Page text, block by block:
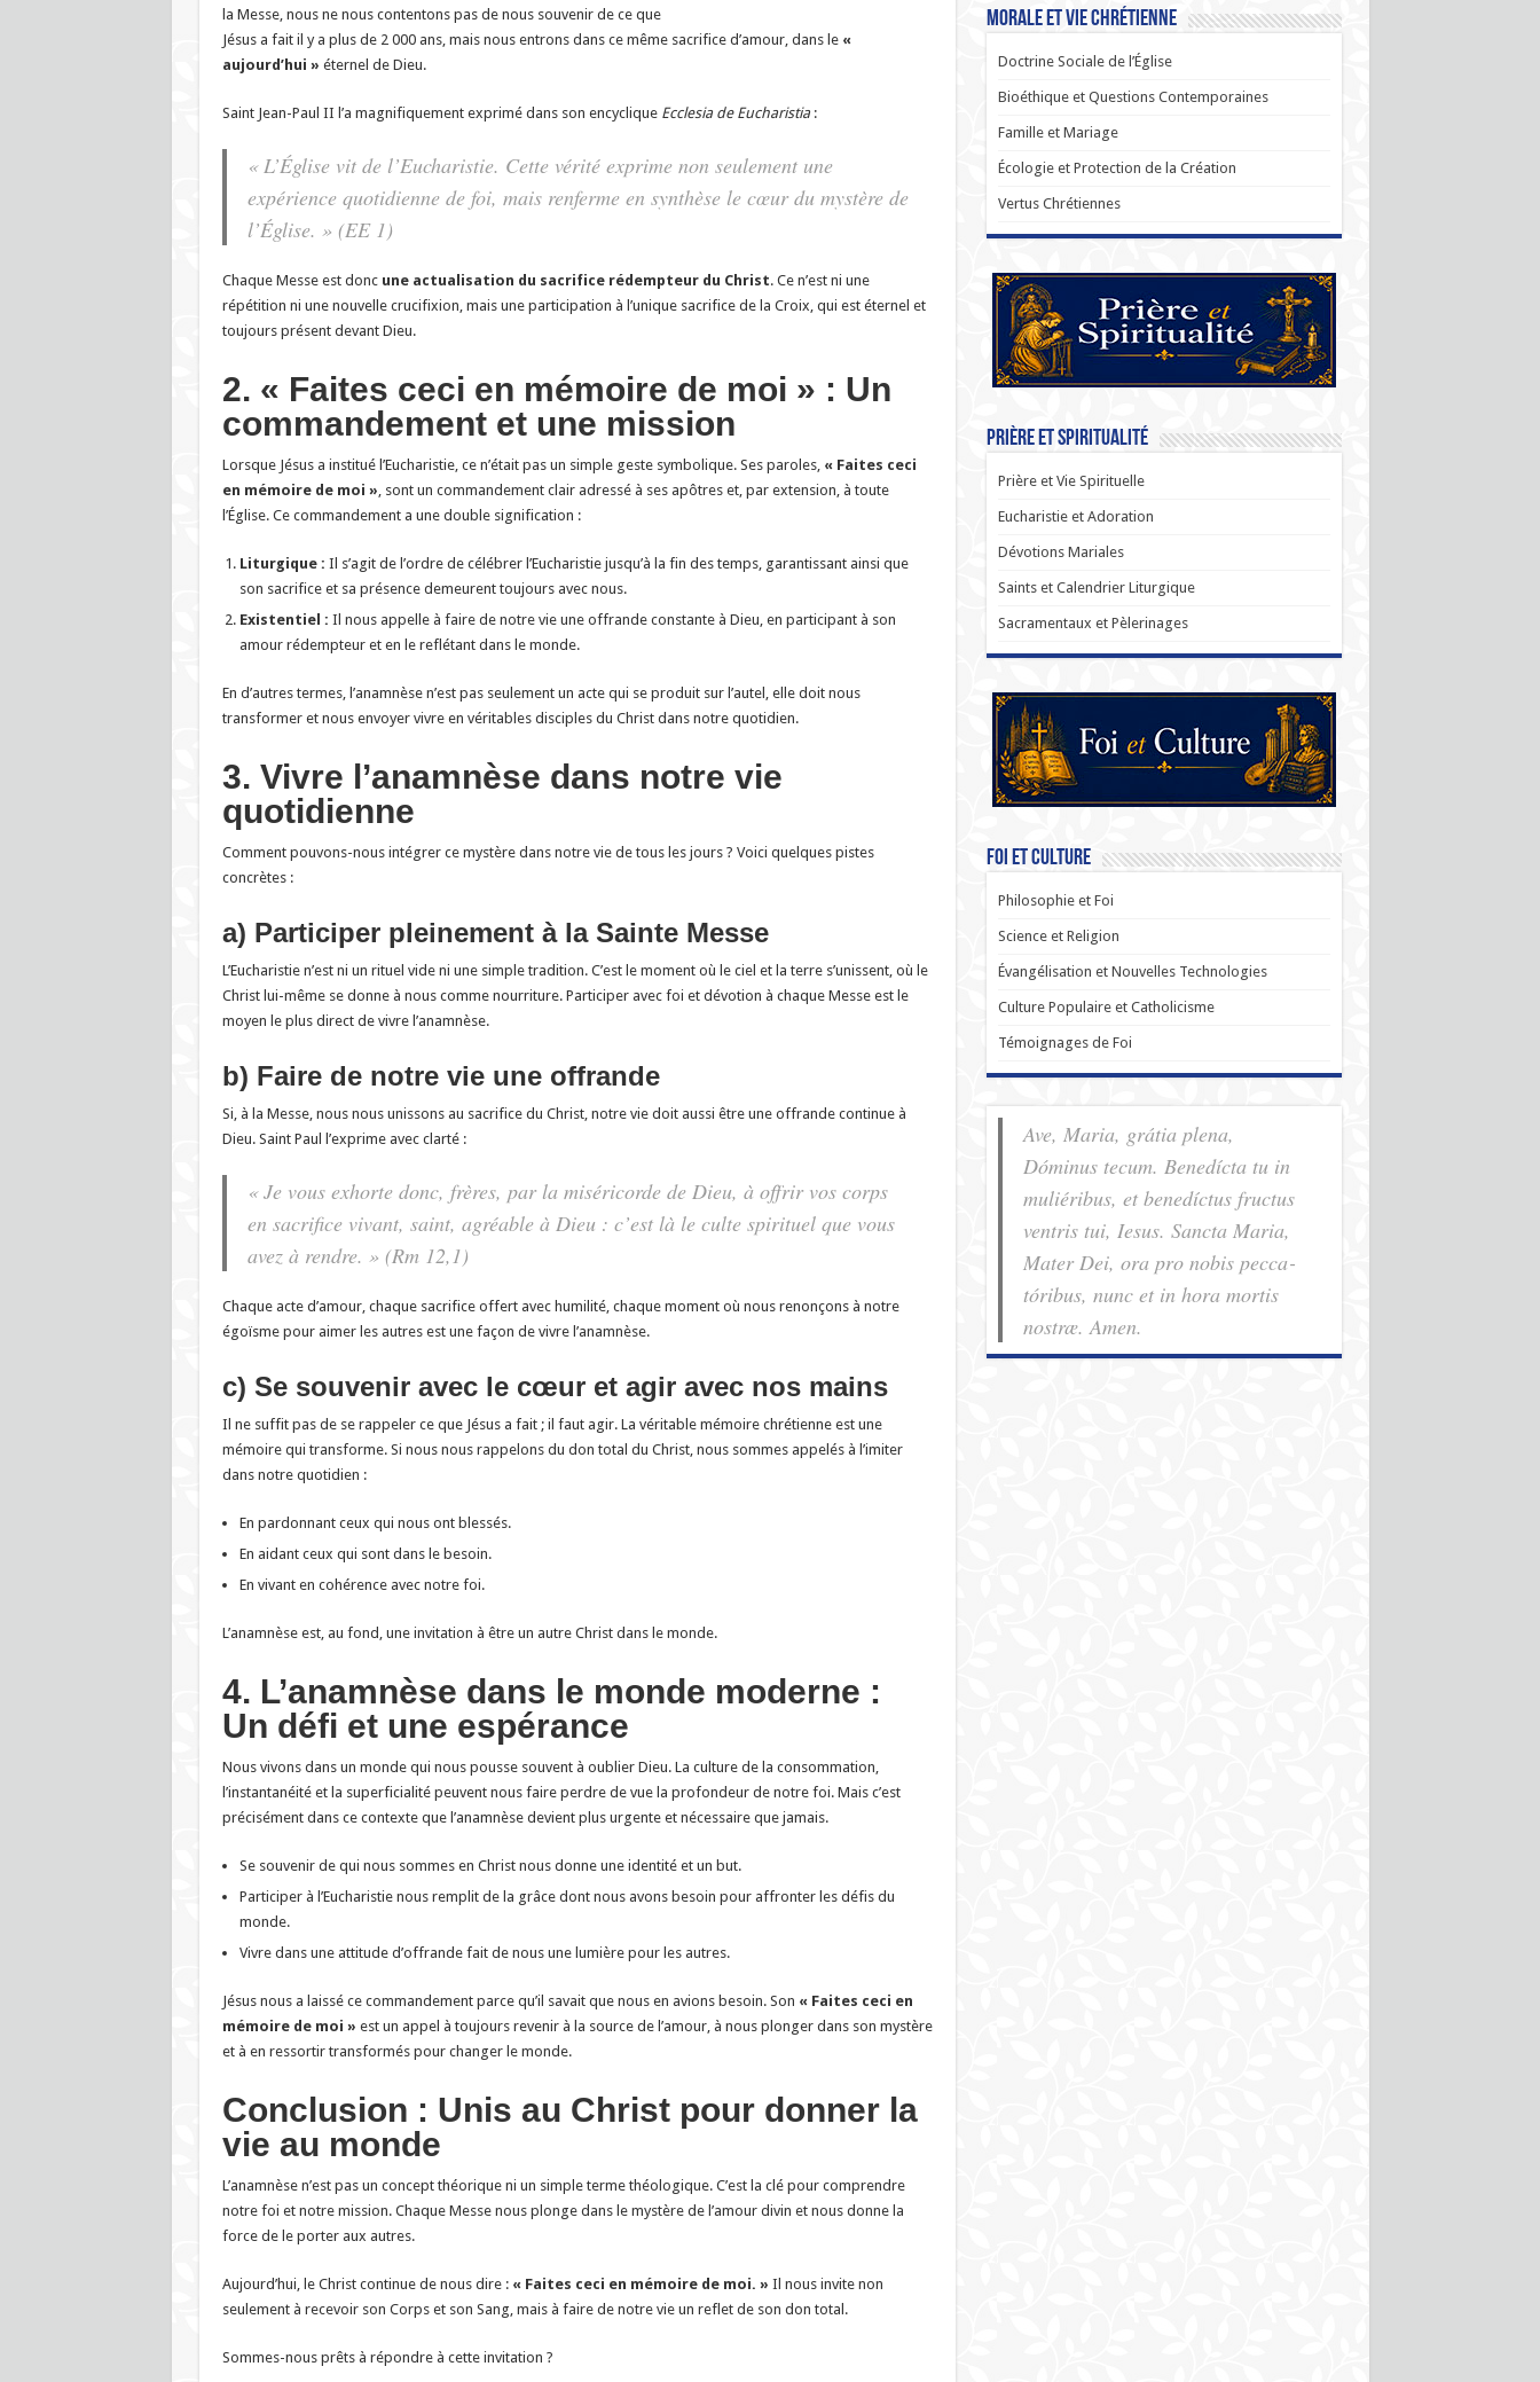
la Messe, nous ne nous contentons pas de nous souvenir de ce que
Jésus a fait il y a plus de 2 000 ans, mais nous entrons dans ce même sacrifice d’amour, dans le «
aujourd’hui » éternel de Dieu.
Saint Jean-Paul II l’a magnifiquement exprimé dans son encyclique Ecclesia de Eucharistia:
« L’Église vit de l’Eucharistie. Cette vérité exprime non seulement une
expérience quotidienne de foi, mais renferme en synthèse le cœur du mystère de
l’Église. » (EE 1)
Chaque Messe est donc une actualisation du sacrifice rédempteur du Christ. Ce n’est ni une
répétition ni une nouvelle crucifixion, mais une participation à l’unique sacrifice de la Croix, qui est éternel et
toujours présent devant Dieu.
2. « Faites ceci en mémoire de moi » : Un
commandement et une mission
Lorsque Jésus a institué l’Eucharistie, ce n’était pas un simple geste symbolique. Ses paroles, « Faites ceci
en mémoire de moi », sont un commandement clair adressé à ses apôtres et, par extension, à toute
l’Église. Ce commandement a une double signification :
Liturgique : Il s’agit de l’ordre de célébrer l’Eucharistie jusqu’à la fin des temps, garantissant ainsi que
son sacrifice et sa présence demeurent toujours avec nous.
Existentiel : Il nous appelle à faire de notre vie une offrande constante à Dieu, en participant à son
amour rédempteur et en le reflétant dans le monde.
En d’autres termes, l’anamnèse n’est pas seulement un acte qui se produit sur l’autel, elle doit nous
transformer et nous envoyer vivre en véritables disciples du Christ dans notre quotidien.
3. Vivre l’anamnèse dans notre vie
quotidienne
Comment pouvons-nous intégrer ce mystère dans notre vie de tous les jours ? Voici quelques pistes
concrètes :
a) Participer pleinement à la Sainte Messe
L’Eucharistie n’est ni un rituel vide ni une simple tradition. C’est le moment où le ciel et la terre s’unissent, où le
Christ lui-même se donne à nous comme nourriture. Participer avec foi et dévotion à chaque Messe est le
moyen le plus direct de vivre l’anamnèse.
b) Faire de notre vie une offrande
Si, à la Messe, nous nous unissons au sacrifice du Christ, notre vie doit aussi être une offrande continue à
Dieu. Saint Paul l’exprime avec clarté :
« Je vous exhorte donc, frères, par la miséricorde de Dieu, à offrir vos corps
en sacrifice vivant, saint, agréable à Dieu : c’est là le culte spirituel que vous
avez à rendre. » (Rm 12,1)
Chaque acte d’amour, chaque sacrifice offert avec humilité, chaque moment où nous renonçons à notre
égoïsme pour aimer les autres est une façon de vivre l’anamnèse.
c) Se souvenir avec le cœur et agir avec nos mains
Il ne suffit pas de se rappeler ce que Jésus a fait ; il faut agir. La véritable mémoire chrétienne est une
mémoire qui transforme. Si nous nous rappelons du don total du Christ, nous sommes appelés à l’imiter
dans notre quotidien :
En pardonnant ceux qui nous ont blessés.
En aidant ceux qui sont dans le besoin.
En vivant en cohérence avec notre foi.
L’anamnèse est, au fond, une invitation à être un autre Christ dans le monde.
4. L’anamnèse dans le monde moderne :
Un défi et une espérance
Nous vivons dans un monde qui nous pousse souvent à oublier Dieu. La culture de la consommation,
l’instantanéité et la superficialité peuvent nous faire perdre de vue la profondeur de notre foi. Mais c’est
précisément dans ce contexte que l’anamnèse devient plus urgente et nécessaire que jamais.
Se souvenir de qui nous sommes en Christ nous donne une identité et un but.
Participer à l’Eucharistie nous remplit de la grâce dont nous avons besoin pour affronter les défis du
monde.
Vivre dans une attitude d’offrande fait de nous une lumière pour les autres.
Jésus nous a laissé ce commandement parce qu’il savait que nous en avions besoin. Son « Faites ceci en
mémoire de moi » est un appel à toujours revenir à la source de l’amour, à nous plonger dans son mystère
et à en ressortir transformés pour changer le monde.
Conclusion : Unis au Christ pour donner la
vie au monde
L’anamnèse n’est pas un concept théorique ni un simple terme théologique. C’est la clé pour comprendre
notre foi et notre mission. Chaque Messe nous plonge dans le mystère de l’amour divin et nous donne la
force de le porter aux autres.
Aujourd’hui, le Christ continue de nous dire : « Faites ceci en mémoire de moi. » Il nous invite non
seulement à recevoir son Corps et son Sang, mais à faire de notre vie un reflet de son don total.
Sommes-nous prêts à répondre à cette invitation ?
Morale et Vie Chrétienne
Doctrine Sociale de l’Église
Bioéthique et Questions Contemporaines
Famille et Mariage
Écologie et Protection de la Création
Vertus Chrétiennes
Prière et Spiritualité
Prière et Vie Spirituelle
Eucharistie et Adoration
Dévotions Mariales
Saints et Calendrier Liturgique
Sacramentaux et Pèlerinages
Foi et Culture
Philosophie et Foi
Science et Religion
Évangélisation et Nouvelles Technologies
Culture Populaire et Catholicisme
Témoignages de Foi
Ave, Maria, grátia plena,
Dóminus tecum. Benedícta tu in
muliéribus, et benedíctus fructus
ventris tui, Iesus. Sancta Maria,
Mater Dei, ora pro nobis pec­ca­
tóribus, nunc et in hora mortis
nostræ. Amen.